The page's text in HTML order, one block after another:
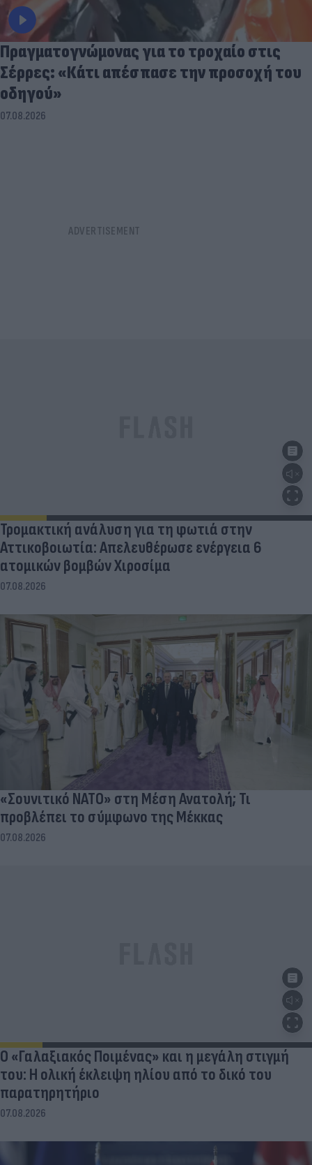
Πραγματογνώμονας για το τροχαίο στις
Σέρρες: «Κάτι απέσπασε την προσοχή του
οδηγού»
07.08.2026
Τρομακτική ανάλυση για τη φωτιά στην
Αττικοβοιωτία: Απελευθέρωσε ενέργεια 6
ατομικών βομβών Χιροσίμα
07.08.2026
«Σουνιτικό ΝΑΤΟ» στη Μέση Ανατολή; Τι
προβλέπει το σύμφωνο της Μέκκας
07.08.2026
Ο «Γαλαξιακός Ποιμένας» και η μεγάλη στιγμή
του: Η ολική έκλειψη ηλίου από το δικό του
παρατηρητήριο
07.08.2026